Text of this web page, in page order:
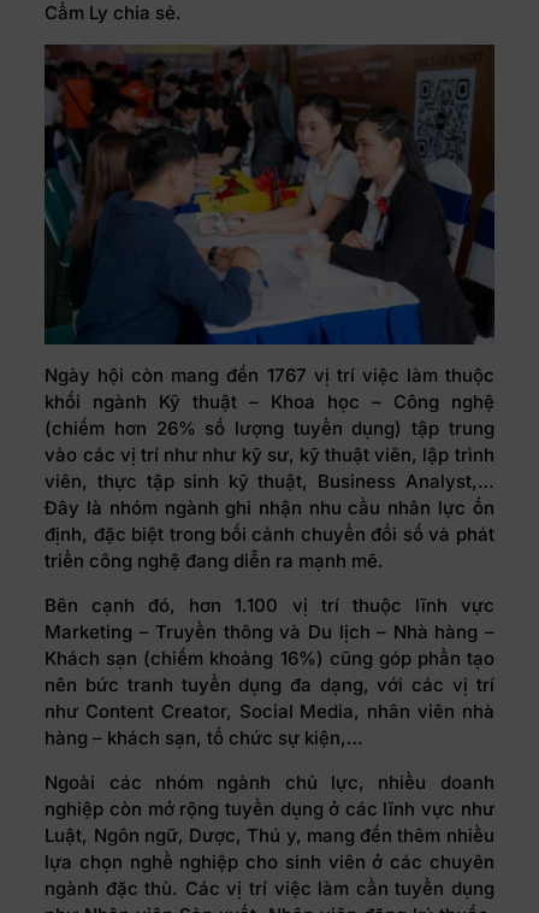
Cẩm Ly chia sẻ.
Ngày hội còn mang đến 1767 vị trí việc làm thuộc
khối ngành Kỹ thuật – Khoa học – Công nghệ
(chiếm hơn 26% số lượng tuyển dụng) tập trung
vào các vị trí như như kỹ sư, kỹ thuật viên, lập trình
viên, thực tập sinh kỹ thuật, Business Analyst,…
Đây là nhóm ngành ghi nhận nhu cầu nhân lực ổn
định, đặc biệt trong bối cảnh chuyển đổi số và phát
triển công nghệ đang diễn ra mạnh mẽ.
Bên cạnh đó, hơn 1.100 vị trí thuộc lĩnh vực
Marketing – Truyền thông và Du lịch – Nhà hàng –
Khách sạn (chiếm khoảng 16%) cũng góp phần tạo
nên bức tranh tuyển dụng đa dạng, với các vị trí
như Content Creator, Social Media, nhân viên nhà
hàng – khách sạn, tổ chức sự kiện,…
Ngoài các nhóm ngành chủ lực, nhiều doanh
nghiệp còn mở rộng tuyển dụng ở các lĩnh vực như
Luật, Ngôn ngữ, Dược, Thú y, mang đến thêm nhiều
lựa chọn nghề nghiệp cho sinh viên ở các chuyên
ngành đặc thù. Các vị trí việc làm cần tuyển dụng